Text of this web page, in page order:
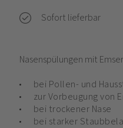
Sofort lieferbar
Nasenspülungen mit
bei Pollen- und
zur Vorbeugung von
bei trockener Nase
bei starker